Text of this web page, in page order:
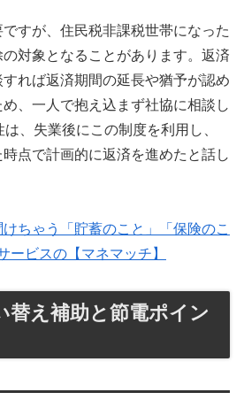
すが、住民税非課税世帯になった
対象となることがあります。返済
れば返済期間の延長や猶予が認め
、一人で抱え込まず社協に相談し
、失業後にこの制度を利用し、
点で計画的に返済を進めたと話し
ちゃう「貯蓄のこと」「保険のこ
ービスの【マネマッチ】
替え補助と節電ポイン